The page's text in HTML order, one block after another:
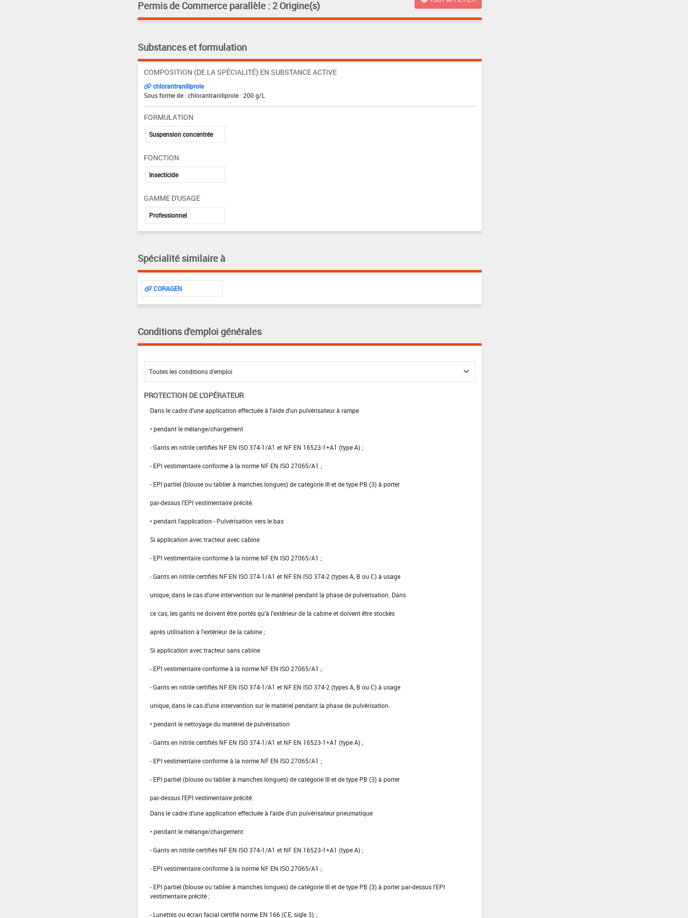
Permis de Commerce parallèle : 2 Origine(s)
Substances et formulation
COMPOSITION (DE LA SPÉCIALITÉ) EN SUBSTANCE ACTIVE
chlorantraniliprole
Sous forme de : chlorantraniliprole : 200 g/L
FORMULATION
Suspension concentrée
FONCTION
Insecticide
GAMME D'USAGE
Professionnel
Spécialité similaire à
CORAGEN
Conditions d'emploi générales
PROTECTION DE L'OPÉRATEUR
Dans le cadre d'une application effectuée à l'aide d'un pulvérisateur à rampe
• pendant le mélange/chargement
- Gants en nitrile certifiés NF EN ISO 374-1/A1 et NF EN 16523-1+A1 (type A) ;
- EPI vestimentaire conforme à la norme NF EN ISO 27065/A1 ;
- EPI partiel (blouse ou tablier à manches longues) de catégorie III et de type PB (3) à porter
par-dessus l'EPI vestimentaire précité.
• pendant l'application - Pulvérisation vers le bas
Si application avec tracteur avec cabine
- EPI vestimentaire conforme à la norme NF EN ISO 27065/A1 ;
- Gants en nitrile certifiés NF EN ISO 374-1/A1 et NF EN ISO 374-2 (types A, B ou C) à usage
unique, dans le cas d'une intervention sur le matériel pendant la phase de pulvérisation. Dans
ce cas, les gants ne doivent être portés qu'à l'extérieur de la cabine et doivent être stockés
après utilisation à l'extérieur de la cabine ;
Si application avec tracteur sans cabine
- EPI vestimentaire conforme à la norme NF EN ISO 27065/A1 ;
- Gants en nitrile certifiés NF EN ISO 374-1/A1 et NF EN ISO 374-2 (types A, B ou C) à usage
unique, dans le cas d'une intervention sur le matériel pendant la phase de pulvérisation.
• pendant le nettoyage du matériel de pulvérisation
- Gants en nitrile certifiés NF EN ISO 374-1/A1 et NF EN 16523-1+A1 (type A) ;
- EPI vestimentaire conforme à la norme NF EN ISO 27065/A1 ;
- EPI partiel (blouse ou tablier à manches longues) de catégorie III et de type PB (3) à porter
par-dessus l'EPI vestimentaire précité.
Dans le cadre d'une application effectuée à l'aide d'un pulvérisateur pneumatique
• pendant le mélange/chargement
- Gants en nitrile certifiés NF EN ISO 374-1/A1 et NF EN 16523-1+A1 (type A) ;
- EPI vestimentaire conforme à la norme NF EN ISO 27065/A1 ;
- EPI partiel (blouse ou tablier à manches longues) de catégorie III et de type PB (3) à porter par-dessus l'EPI
vestimentaire précité ;
- Lunettes ou écran facial certifié norme EN 166 (CE, sigle 3) ;